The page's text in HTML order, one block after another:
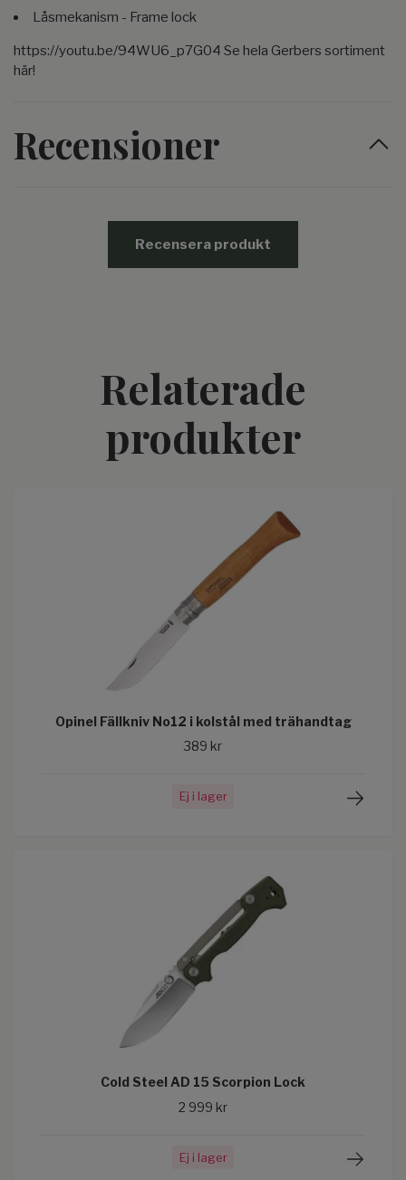
Låsmekanism - Frame lock
https://youtu.be/94WU6_p7G04 Se hela Gerbers sortiment
här!
Recensioner
Recensera produkt
Relaterade
produkter
Opinel Fällkniv No12 i kolstål med trähandtag
389 kr
Ej i lager
Cold Steel AD 15 Scorpion Lock
2 999 kr
Ej i lager